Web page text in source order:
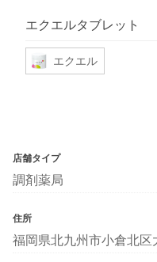
エクエルタブレット
エクエル
店舗タイプ
調剤薬局
住所
福岡県北九州市小倉北